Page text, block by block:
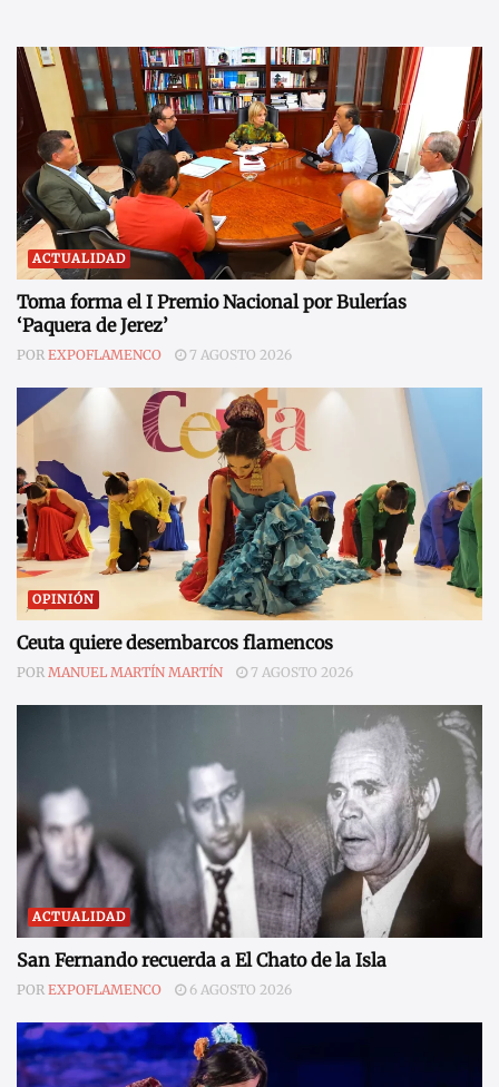
ACTUALIDAD
Toma forma el I Premio Nacional por Bulerías
‘Paquera de Jerez’
POR EXPOFLAMENCO 7 AGOSTO 2026
OPINIÓN
Ceuta quiere desembarcos flamencos
POR MANUEL MARTÍN MARTÍN 7 AGOSTO 2026
ACTUALIDAD
San Fernando recuerda a El Chato de la Isla
POR EXPOFLAMENCO 6 AGOSTO 2026